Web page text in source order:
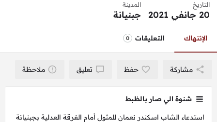
التاريخ
20 جانفي 2021
المدينة
جبنيانة
الإنتهاك التعليقات 0
مشاركة حفظ تعليق ملاحظة
شنوة الي صار بالظبط
استدعاء الشاب اسكندر نعمان للمثول أمام الفرقة العدلية بجبنيانة